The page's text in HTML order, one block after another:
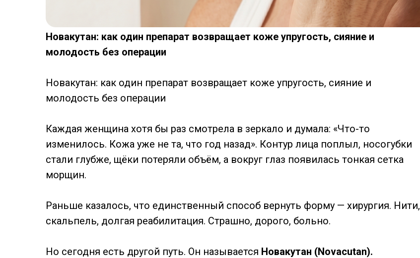
Новакутан: как один препарат возвращает коже упругость, сияние и
молодость без операции
Новакутан: как один препарат возвращает коже упругость, сияние и
молодость без операции
Каждая женщина хотя бы раз смотрела в зеркало и думала: «Что-то
изменилось. Кожа уже не та, что год назад». Контур лица поплыл, носогубки
стали глубже, щёки потеряли объём, а вокруг глаз появилась тонкая сетка
морщин.
Раньше казалось, что единственный способ вернуть форму — хирургия. Нити,
скальпель, долгая реабилитация. Страшно, дорого, больно.
Но сегодня есть другой путь. Он называется Новакутан (Novacutan).